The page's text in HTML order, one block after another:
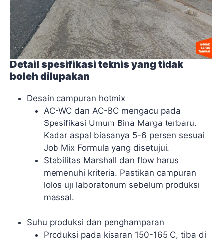
Detail spesifikasi teknis yang tidak
boleh dilupakan
Desain campuran hotmix
AC-WC dan AC-BC mengacu pada
Spesifikasi Umum Bina Marga terbaru.
Kadar aspal biasanya 5-6 persen sesuai
Job Mix Formula yang disetujui.
Stabilitas Marshall dan flow harus
memenuhi kriteria. Pastikan campuran
lolos uji laboratorium sebelum produksi
massal.
Suhu produksi dan penghamparan
Produksi pada kisaran 150-165 C, tiba di